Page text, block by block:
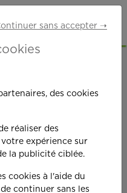
sans accepter ➝
des cookies
réaliser des
expérience sur
la publicité ciblée.
cookies à l'aide du
continuer sans les